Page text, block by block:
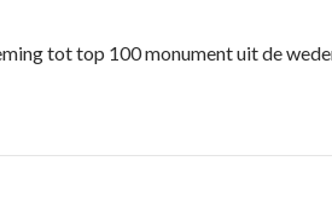
tot top 100 monument uit de